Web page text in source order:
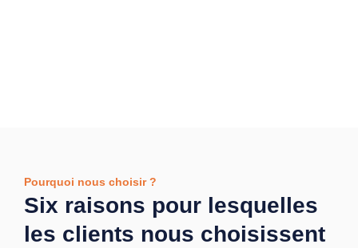
Pourquoi nous choisir ?
Six raisons pour lesquelles
les clients nous choisissent